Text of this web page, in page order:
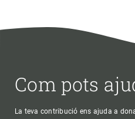
Com pots
La teva contribució ens ajuda a